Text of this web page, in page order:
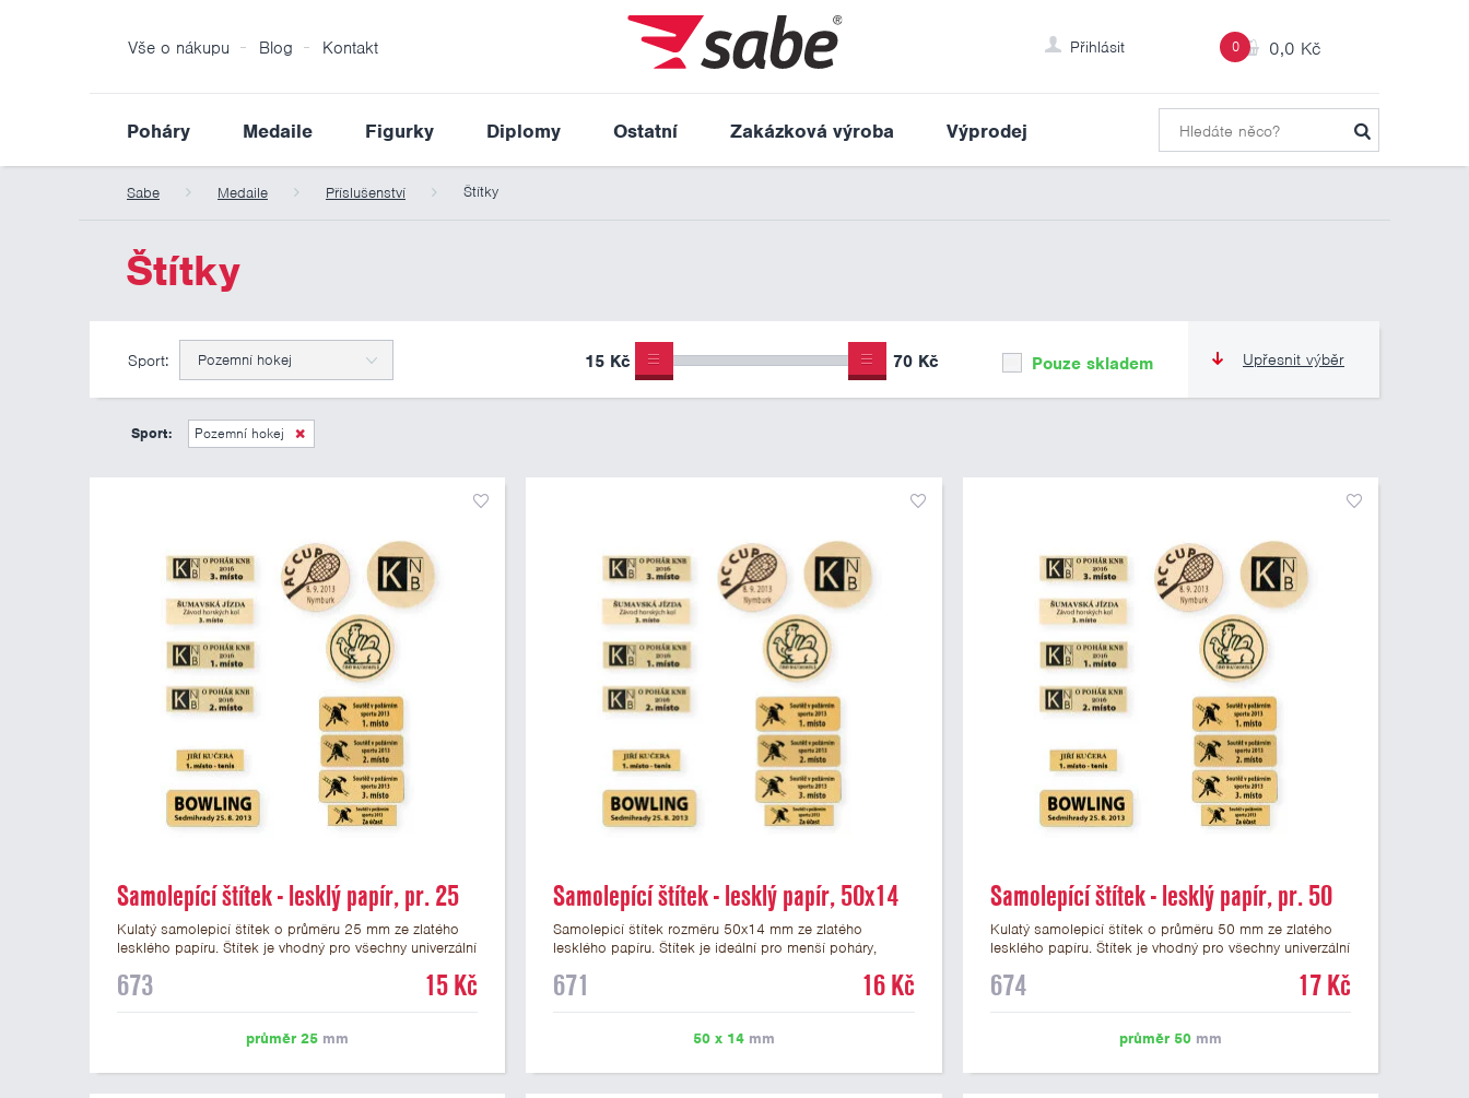
0 0,0 Kč
Přihlásit
Vše o nákupu Blog Kontakt
Poháry Medaile Figurky Diplomy Ostatní Zakázková výroba Výprodej
Sabe Medaile Příslušenství Štítky
Štítky
Upřesnit výběr
Sport: Pozemní hokej Pouze skladem
15 Kč 70 Kč
Sport: Pozemní hokej
Samolepící štítek - lesklý papír, pr. 25
mm
Kulatý samolepicí štítek o průměru 25 mm ze zlatého
lesklého papíru. Štítek je vhodný pro všechny univerzální
emblém o průměru 25 mm. Na štítek je možné
přiložit v prvním kroku objednávky.
673 15 Kč
průměr 25mm
Samolepící štítek - lesklý papír, 50x14
mm
Samolepicí štítek rozměru 50x14 mm ze zlatého
lesklého papíru. Štítek je ideální pro menší poháry,
možné vytisknout libovolné logo nebo text. U textu
pro výrobu štítku je možné přiložit v prvním kroku
671 16 Kč
50 x 14mm
Samolepící štítek - lesklý papír, pr. 50
mm
Kulatý samolepicí štítek o průměru 50 mm ze zlatého
lesklého papíru. Štítek je vhodný pro všechny univerzální
emblém o průměru 50 mm. Na štítek je možné
přiložit v prvním kroku objednávky.
674 17 Kč
průměr 50mm